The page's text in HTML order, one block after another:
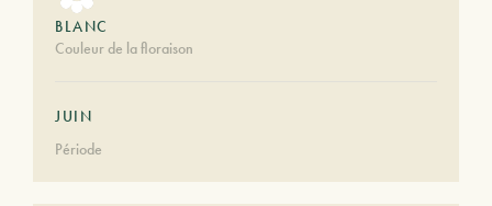
BLANC
Couleur de la floraison
JUIN
Période